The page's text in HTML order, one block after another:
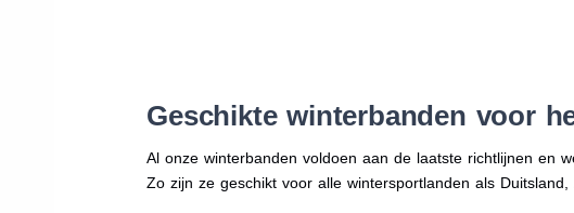
Geschikte winterbanden voor
Al onze winterbanden voldoen aan de laatste richtlijnen en
Zo zijn ze geschikt voor alle wintersportlanden als Duitsland,